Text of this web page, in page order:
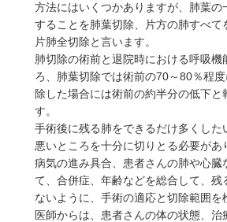
方法にはいくつかありますが、肺葉の
することを肺葉切除、片方の肺すべて
片肺全切除と言います。
肺切除の術前と退院時における呼吸機
ろ、肺葉切除では術前の70～80％程
除した場合には術前の約半分の低下と
す。
手術後に残る肺をできるだけ多くした
悪いところを十分に切りとる必要があ
病気の進み具合、患者さんの肺や心臓
て、合併症、年齢などを総合して、残
ないように、手術の適応と切除範囲を
医師からは、患者さんの体の状態、治